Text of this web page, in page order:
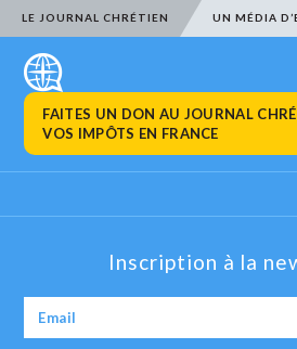
LE JOURNAL CHRÉTIEN UN MÉDIA
FAITES UN DON AU JOURNAL
VOS IMPÔTS EN FRANCE
Inscription à la